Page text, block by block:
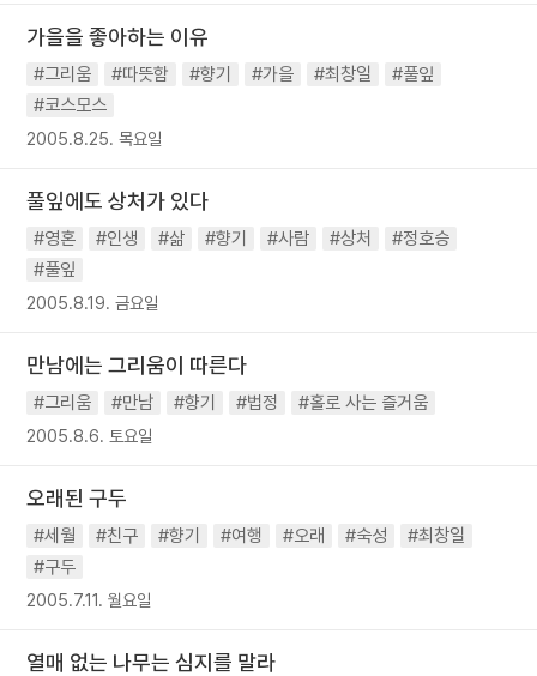
가을을 좋아하는 이유
#그리움 #따뜻함 #향기 #가을 #최창일
#풀잎
#코스모스
2005.8.25. 목요일
풀잎에도 상처가 있다
#영혼 #인생 #삶 #향기 #사람 #상처
#정호승
#풀잎
2005.8.19. 금요일
만남에는 그리움이 따른다
#그리움 #만남 #향기 #법정 #홀로 사는 즐거움
2005.8.6. 토요일
오래된 구두
#세월 #친구 #향기 #여행 #오래 #숙성
#최창일
#구두
2005.7.11. 월요일
열매 없는 나무는 심지를 말라